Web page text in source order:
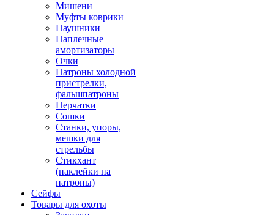
Мишени
Муфты коврики
Наушники
Наплечные
амортизаторы
Очки
Патроны холодной
пристрелки,
фальшпатроны
Перчатки
Сошки
Станки, упоры,
мешки для
стрельбы
Стикхант
(наклейки на
патроны)
Сейфы
Товары для охоты